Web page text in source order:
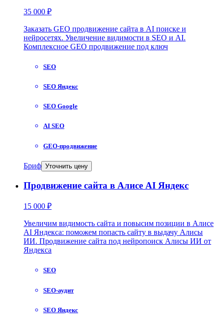
35 000 ₽
Заказать GEO продвижение сайта в AI поиске и
нейросетях. Увеличение видимости в SEO и AI.
Комплексное GEO продвижение под ключ
SEO
SEO Яндекс
SEO Google
AI SEO
GEO-продвижение
Бриф Уточнить цену
Продвижение сайта в Алисе AI Яндекс
15 000 ₽
Увеличим видимость сайта и повысим позиции в Алисе
AI Яндекса: поможем попасть сайту в выдачу Алисы
ИИ. Продвижение сайта под нейропоиск Алисы ИИ от
Яндекса
SEO
SEO-аудит
SEO Яндекс